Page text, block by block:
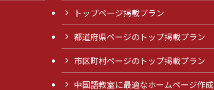
トップページ掲載プラン
都道府県ページのトップ掲載プラン
市区町村ページのトップ掲載プラン
中国語教室に最適なホームページ作成